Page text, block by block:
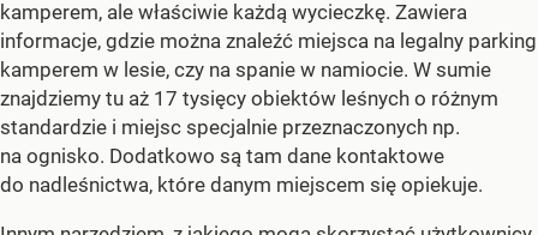
kamperem, ale właściwie każdą wycieczkę. Zawiera
informacje, gdzie można znaleźć miejsca na legalny parking
kamperem w lesie, czy na spanie w namiocie. W sumie
znajdziemy tu aż 17 tysięcy obiektów leśnych o różnym
standardzie i miejsc specjalnie przeznaczonych np.
na ognisko. Dodatkowo są tam dane kontaktowe
do nadleśnictwa, które danym miejscem się opiekuje.